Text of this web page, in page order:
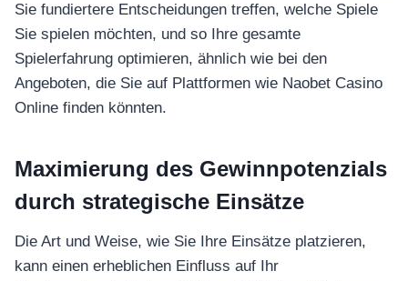
Sie fundiertere Entscheidungen treffen, welche Spiele
Sie spielen möchten, und so Ihre gesamte
Spielerfahrung optimieren, ähnlich wie bei den
Angeboten, die Sie auf Plattformen wie Naobet Casino
Online finden könnten.
Maximierung des Gewinnpotenzials
durch strategische Einsätze
Die Art und Weise, wie Sie Ihre Einsätze platzieren,
kann einen erheblichen Einfluss auf Ihr